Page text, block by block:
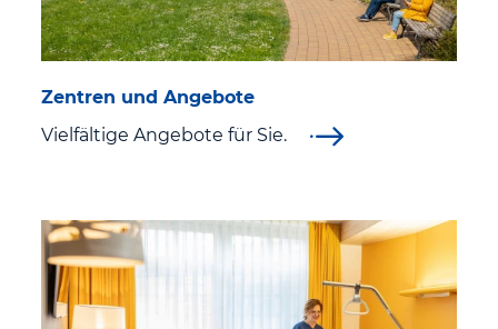
Zentren und Angebote
Vielfältige Angebote für Sie.